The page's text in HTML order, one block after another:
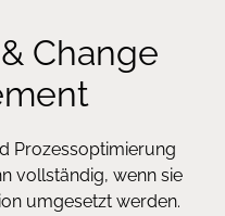
Change
Prozessoptimierung
vollständig, wenn sie
umgesetzt werden.